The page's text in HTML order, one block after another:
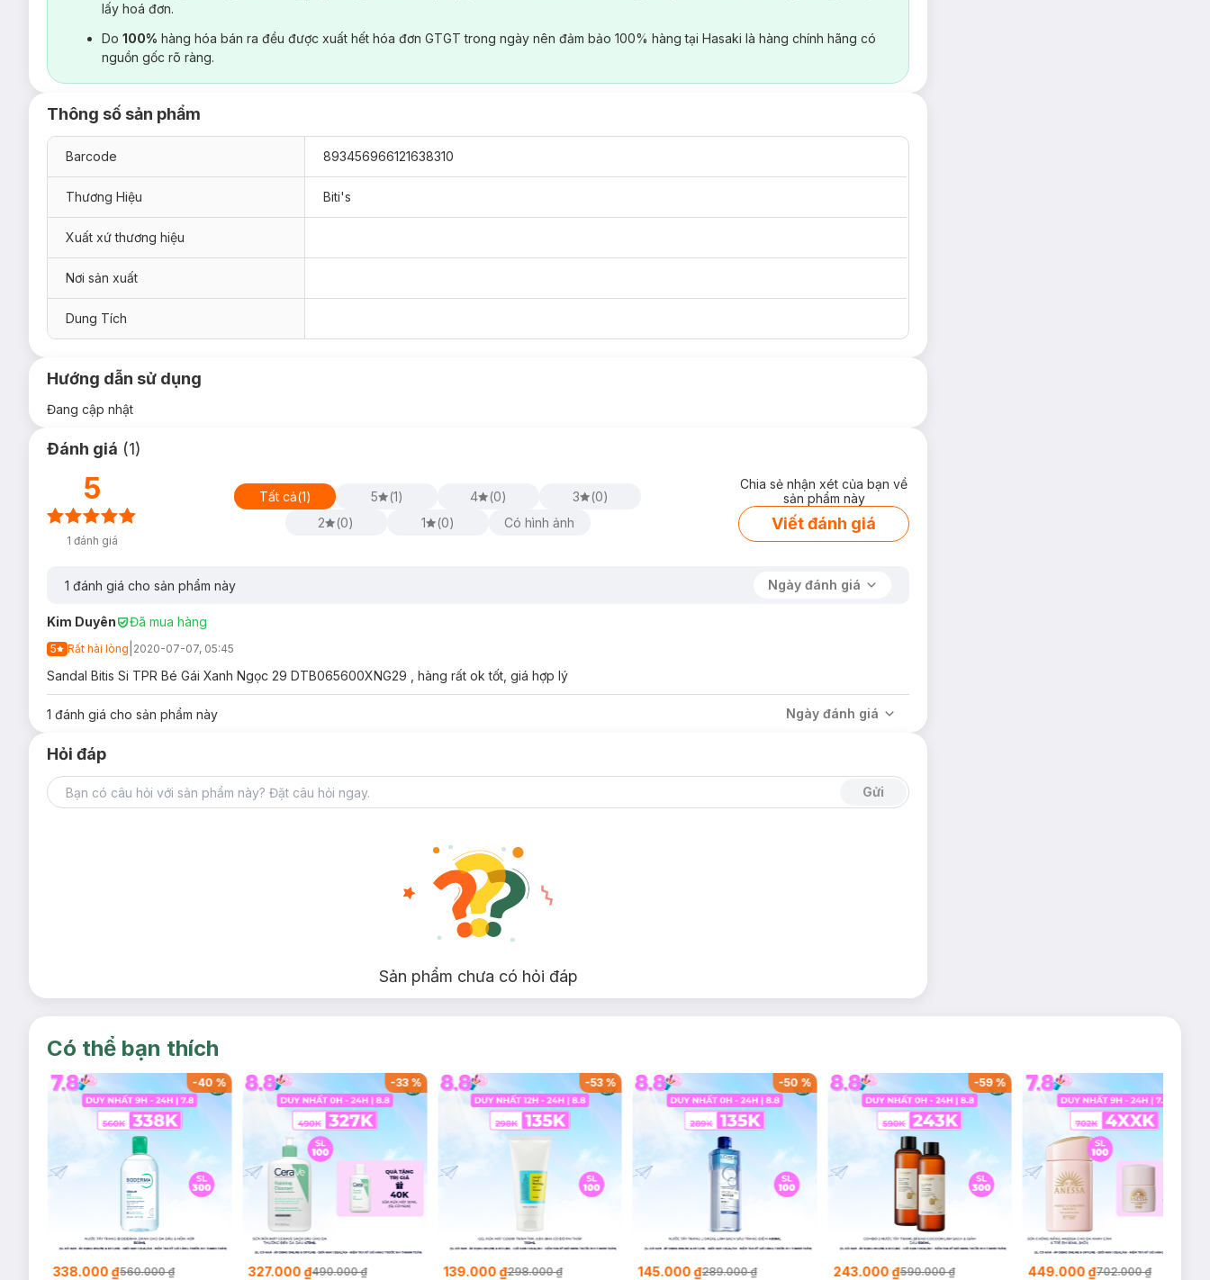
lấy hoá đơn.
Do 100% hàng hóa bán ra đều được xuất hết hóa đơn GTGT trong ngày nên đảm bảo 100% hàng tại Hasaki là hàng chính hãng có
nguồn gốc rõ ràng.
Thông số sản phẩm
Barcode 893456966121638310
Thương Hiệu Biti's
Xuất xứ thương hiệu
Nơi sản xuất
Dung Tích
Hướng dẫn sử dụng
Đang cập nhật
Đánh giá (1)
5
1 đánh giá
Tất cả(1) 5 (1) 4 (0) 3 (0)
2
(0) 1 (0) Có hình ảnh
Chia sẻ nhận xét của bạn về
sản phẩm này
Viết đánh giá
1 đánh giá cho sản phẩm này Ngày đánh giá
Kim Duyên Đã mua hàng
5 Rất hài lòng 2020-07-07, 05:45
Sandal Bitis Si TPR Bé Gái Xanh Ngọc 29 DTB065600XNG29 , hàng rất ok tốt, giá hợp lý
1 đánh giá cho sản phẩm này Ngày đánh giá
Hỏi đáp
Gửi
Sản phẩm chưa có hỏi đáp
Có thể bạn thích
-40 %
338.000 ₫560.000 ₫
-33%
327.000 ₫490.000 ₫
-53%
139.000 ₫298.000 ₫
-50 %
145.000 ₫289.000 ₫
-59%
243.000 ₫590.000 ₫ 449.000 ₫702.000 ₫